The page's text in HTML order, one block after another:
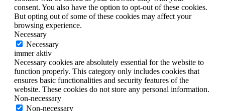
consent. You also have the option to opt-out of these cookies.
But opting out of some of these cookies may affect your
browsing experience.
Necessary
Necessary
immer aktiv
Necessary cookies are absolutely essential for the website to
function properly. This category only includes cookies that
ensures basic functionalities and security features of the
website. These cookies do not store any personal information.
Non-necessary
Non-necessary